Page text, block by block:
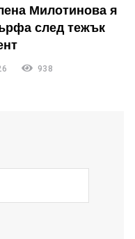
Милотинова я
след тежък
938